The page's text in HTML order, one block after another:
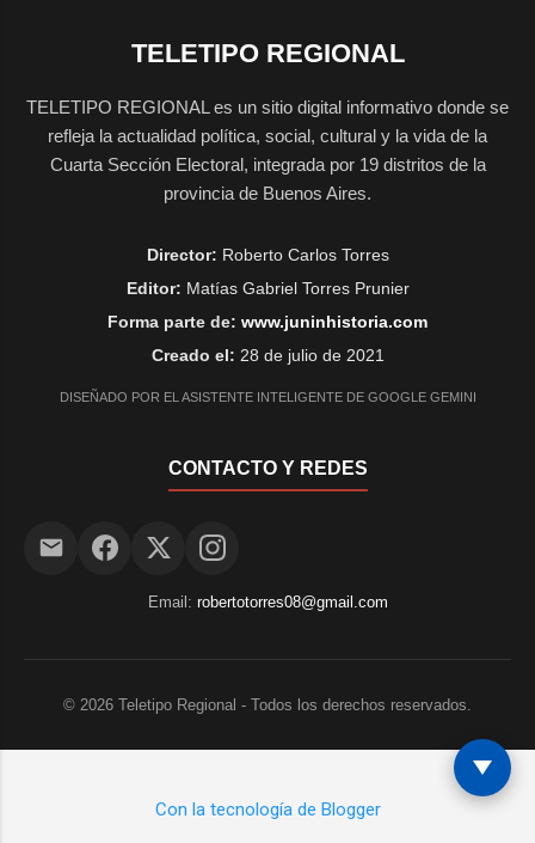
TELETIPO REGIONAL
TELETIPO REGIONAL es un sitio digital informativo donde se
refleja la actualidad política, social, cultural y la vida de la
Cuarta Sección Electoral, integrada por 19 distritos de la
provincia de Buenos Aires.
Director: Roberto Carlos Torres
Editor: Matías Gabriel Torres Prunier
Forma parte de: www.juninhistoria.com
Creado el: 28 de julio de 2021
DISEÑADO POR EL ASISTENTE INTELIGENTE DE GOOGLE GEMINI
CONTACTO Y REDES
Email: robertotorres08@gmail.com
© 2026 Teletipo Regional - Todos los derechos reservados.
Con la tecnología de Blogger